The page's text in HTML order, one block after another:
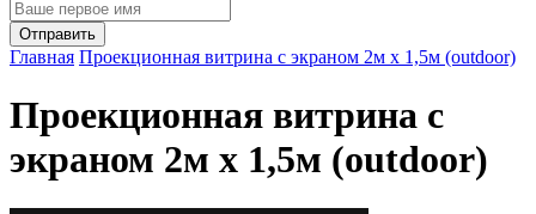
Главная Проекционная витрина с экраном 2м х 1,5м (outdoor)
Проекционная витрина с
экраном 2м х 1,5м (outdoor)